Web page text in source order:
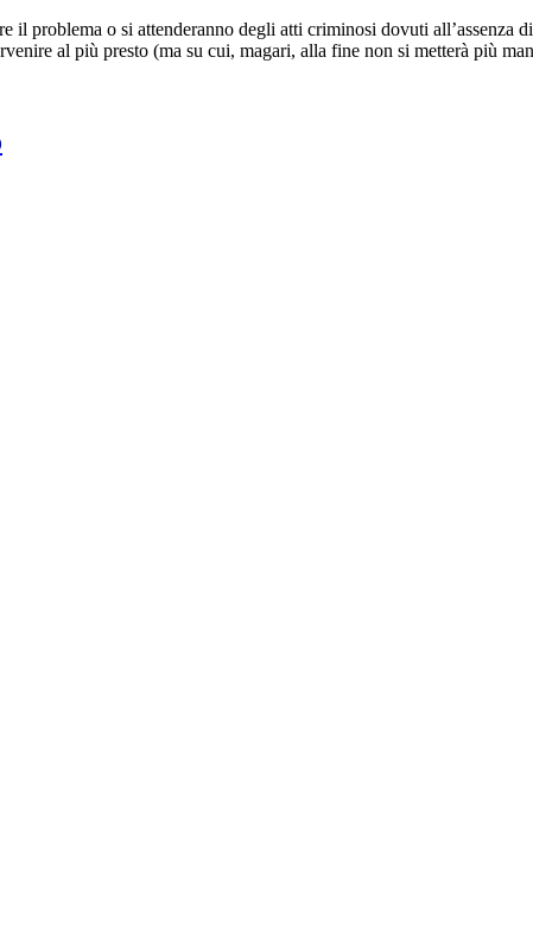
il problema o si attenderanno degli atti criminosi dovuti all’assenza
al più presto (ma su cui, magari, alla fine non si metterà più